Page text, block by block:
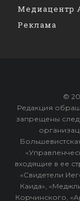
Медиацентр
Реклама
©
Редакция
запрещены
входящие в ее
«Свидетели
Каида»,
Корчинского,